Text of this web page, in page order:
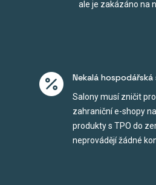
ale je zakázáno na
 Nekalá
Salony musí zničit
zahraniční e-shopy
produkty s TPO do
neprovádějí žádné